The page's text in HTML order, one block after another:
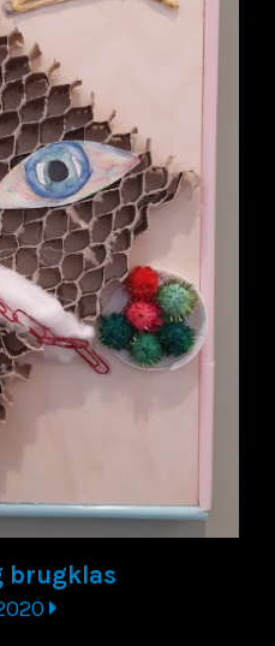
brugklas